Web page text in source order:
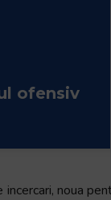
ofensiv
noua